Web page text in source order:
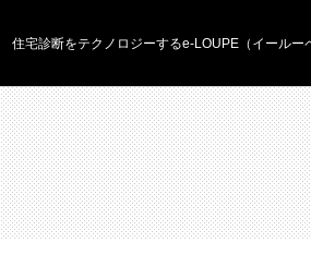
住宅診断をテクノロジーするe-LOUPE（イールー